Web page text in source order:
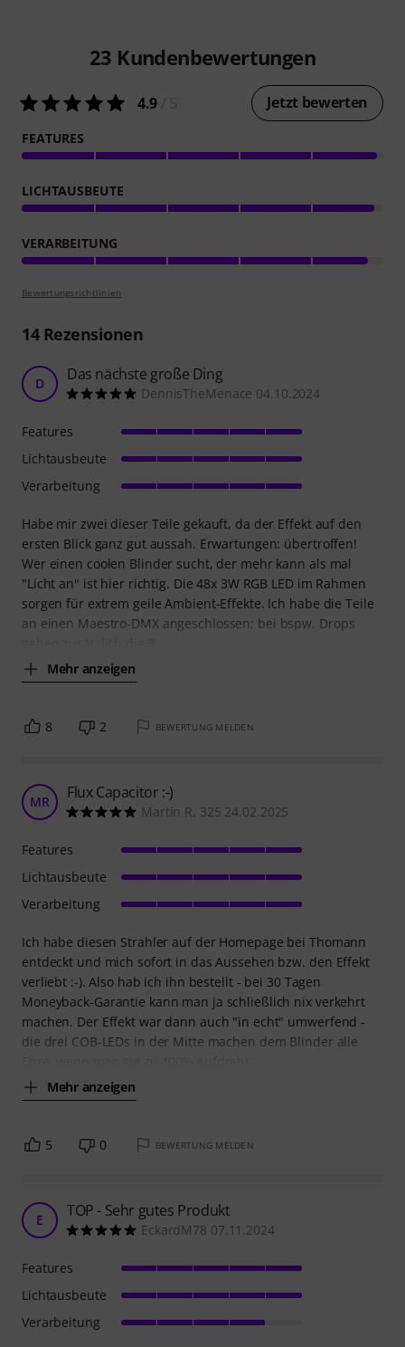
23 Kundenbewertungen
4.9 Jetzt bewerten
FEATURES
LICHTAUSBEUTE
VERARBEITUNG
Bewertungsrichtlinien
14Rezensionen
D Das nächste große Ding
DennisTheMenace 04.10.2024
Habe mir zwei dieser Teile gekauft, da der Effekt auf den
ersten Blick ganz gut aussah. Erwartungen: übertroffen!
Wer einen coolen Blinder sucht, der mehr kann als mal
"Licht an" ist hier richtig. Die 48x 3W RGB LED im Rahmen
sorgen für extrem geile Ambient-Effekte. Ich habe die Teile
an einen Maestro-DMX angeschlossen; bei bspw. Drops
Mehr anzeigen
Features
Lichtausbeute
Verarbeitung
8 2 BEWERTUNG MELDEN
MR Flux Capacitor :-)
Martin R. 325 24.02.2025
Ich habe diesen Strahler auf der Homepage bei Thomann
entdeckt und mich sofort in das Aussehen bzw. den Effekt
verliebt :-). Also hab ich ihn bestellt - bei 30 Tagen
Moneyback-Garantie kann man ja schließlich nix verkehrt
machen. Der Effekt war dann auch "in echt" umwerfend -
die drei COB-LEDs in der Mitte machen dem Blinder alle
Mehr anzeigen
Features
Lichtausbeute
Verarbeitung
5 0 BEWERTUNG MELDEN
E TOP - Sehr gutes Produkt
EckardM78 07.11.2024
Features
Lichtausbeute
Verarbeitung